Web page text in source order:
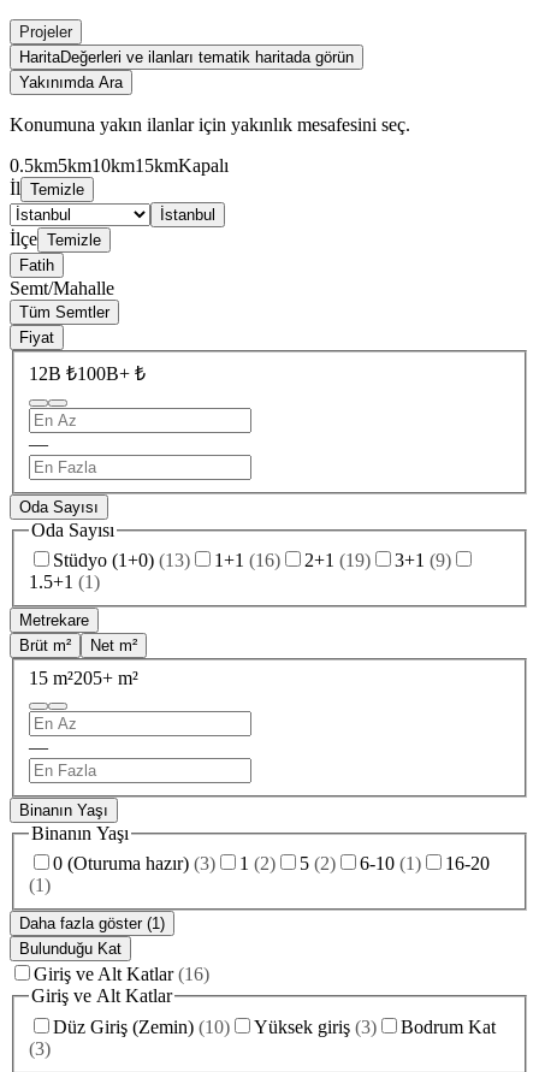
Projeler
HaritaDeğerleri ve ilanları tematik haritada görün
Yakınımda Ara
Konumuna yakın ilanlar için yakınlık mesafesini seç.
0.5km5km10km15kmKapalı
İl Temizle
İstanbul
İlçe Temizle
Fatih
Semt/Mahalle
Tüm Semtler
Fiyat
12B ₺100B+ ₺
—
Oda Sayısı
Oda Sayısı
Stüdyo (1+0) (13) 1+1 (16) 2+1 (19) 3+1 (9)
1.5+1 (1)
Metrekare
Brüt m²
Net m²
15 m²205+ m²
—
Binanın Yaşı
Binanın Yaşı
0 (Oturuma hazır) (3) 1 (2) 5 (2) 6-10 (1)
16-20
(1)
Daha fazla göster (1)
Bulunduğu Kat
Giriş ve Alt Katlar (16)
Giriş ve Alt Katlar
Düz Giriş (Zemin) (10) Yüksek giriş (3)
Bodrum Kat
(3)